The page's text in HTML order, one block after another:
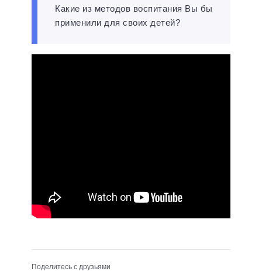
Какие из методов воспитания Вы бы
применили для своих детей?
Поделитесь с друзьями